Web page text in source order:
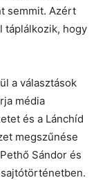
semmit. Azért
táplálkozik, hogy
a választások
média
és a Lánchíd
megszűnése
Sándor és